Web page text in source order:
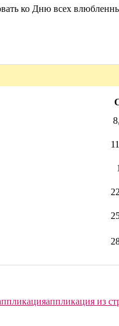
ко Дню всех
аппликация из